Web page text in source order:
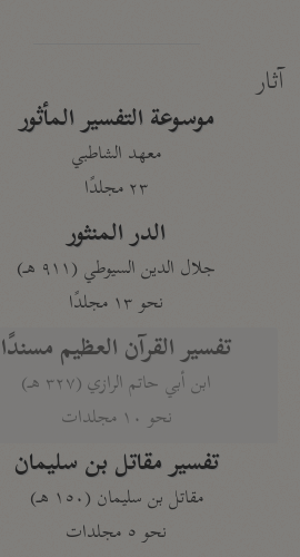
آثار
موسوعة التفسير المأثور
معهد الشاطبي
٢٣ مجلدًا
الدر المنثور
جلال الدين السيوطي (٩١١ هـ)
نحو ١٣ مجلدًا
تفسير القرآن العظيم مسندًا
ابن أبي حاتم الرازي (٣٢٧ هـ)
نحو ١٠ مجلدات
تفسير مقاتل بن سليمان
مقاتل بن سليمان (١٥٠ هـ)
نحو ٥ مجلدات